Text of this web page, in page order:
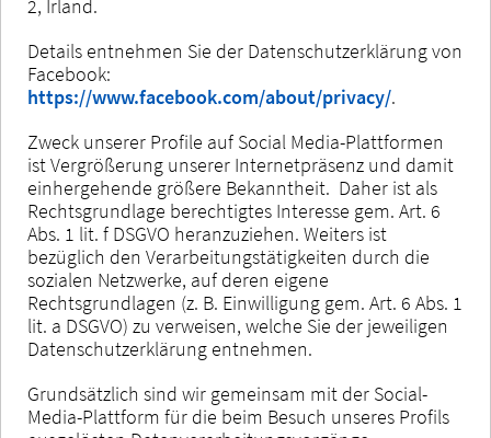
2, Irland.
Details entnehmen Sie der Datenschutzerklärung von
Facebook:
https://www.facebook.com/about/privacy/.
Zweck unserer Profile auf Social Media-Plattformen
ist Vergrößerung unserer Internetpräsenz und damit
einhergehende größere Bekanntheit. Daher ist als
Rechtsgrundlage berechtigtes Interesse gem. Art. 6
Abs. 1 lit. f DSGVO heranzuziehen. Weiters ist
bezüglich den Verarbeitungstätigkeiten durch die
sozialen Netzwerke, auf deren eigene
Rechtsgrundlagen (z. B. Einwilligung gem. Art. 6 Abs. 1
lit. a DSGVO) zu verweisen, welche Sie der jeweiligen
Datenschutzerklärung entnehmen.
Grundsätzlich sind wir gemeinsam mit der Social-
Media-Plattform für die beim Besuch unseres Profils